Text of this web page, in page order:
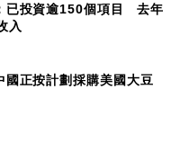
已投資逾150個項目 去年
入
國正按計劃採購美國大豆